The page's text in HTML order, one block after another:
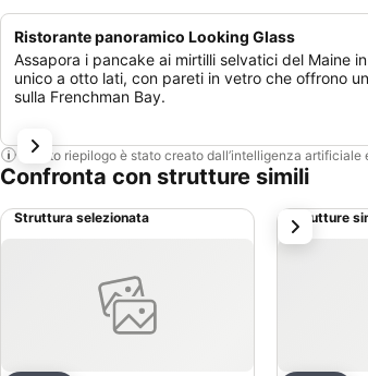
Ristorante panoramico Looking Glass
Assapora i pancake ai mirtilli selvatici del Maine
unico a otto lati, con pareti in vetro che offrono
sulla Frenchman Bay.
Questo riepilogo è stato creato dall’intelligenza
Confronta con strutture simili
Struttura selezionata Strutture